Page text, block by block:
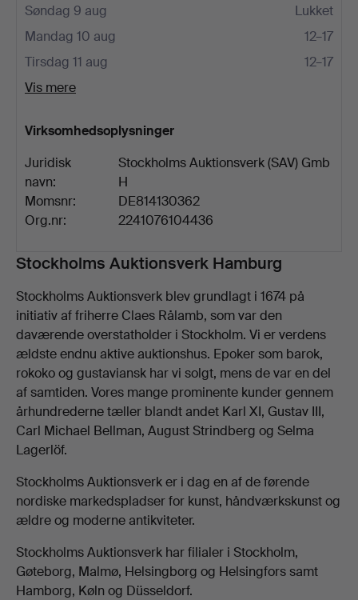
Søndag 9 aug
Lukket
Mandag 10 aug
12–17
Tirsdag 11 aug
12–17
Vis mere
Virksomhedsoplysninger
Juridisk
navn:
Stockholms Auktionsverk (SAV) Gmb
H
Momsnr:
DE814130362
Org.nr:
2241076104436
Beskrivelse
Stockholms Auktionsverk Hamburg
Stockholms Auktionsverk blev grundlagt i 1674 på
initiativ af friherre Claes Rålamb, som var den
daværende overstatholder i Stockholm. Vi er verdens
ældste endnu aktive auktionshus. Epoker som barok,
rokoko og gustaviansk har vi solgt, mens de var en del
af samtiden. Vores mange prominente kunder gennem
århundrederne tæller blandt andet Karl XI, Gustav III,
Carl Michael Bellman, August Strindberg og Selma
Lagerlöf.
Stockholms Auktionsverk er i dag en af de førende
nordiske markedspladser for kunst, håndværkskunst og
ældre og moderne antikviteter.
Stockholms Auktionsverk har filialer i Stockholm,
Gøteborg, Malmø, Helsingborg og Helsingfors samt
Hamborg, Køln og Düsseldorf.